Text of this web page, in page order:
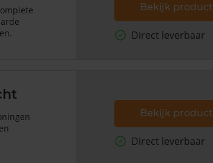
Bekijk product
Direct leverbaar
Bekijk product
Direct leverbaar